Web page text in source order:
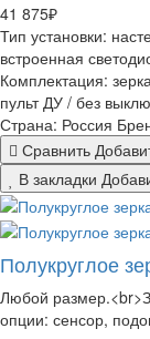
41 875₽
Тип установки:
встроенная
Комплектация:
пульт ДУ / без
Страна: Россия
Сравнить
В закладки
Полукруглое
Любой
опции: сенсор,